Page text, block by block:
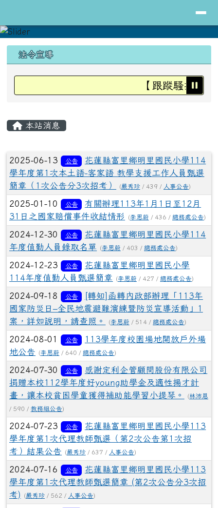
上中區域內容
法令宣導
【跟蹤騷擾防
本站消息
文章列表
2025-06-13 公告
花蓮縣富里鄉明里國民小學114
學年度第1次本土語-客家語 教學支援工作人員甄選
簡章（1次公告分3次招考）
(嚴秀珍 / 439 / 人事公告)
2025-01-10 公告
有關辦理113年1月1日至12月
31日之國家賠償事件收結情形
(李思蔚 / 436 / 總務處公告)
2024-12-30 公告
花蓮縣富里鄉明里國民小學114
年度值勤人員錄取名單
(李思蔚 / 403 / 總務處公告)
2024-12-23 公告
花蓮縣富里鄉明里國民小學
114年度值勤人員甄選簡章
(李思蔚 / 427 / 總務處公告)
2024-09-18 公告
[轉知]函轉內政部辦理「113年
國家防災日–全民地震避難演練暨防災宣導活動」1
案，詳如說明，請查照。
(李思蔚 / 514 / 總務處公告)
2024-08-01 公告
113學年度校園場地開放戶外場
地公告
(李思蔚 / 640 / 總務處公告)
2024-07-30 公告
感謝定利企管顧問股份有限公司
捐贈本校112學年度好young助學金及適性揚才計
畫，讓本校貧困學童獲得補助能學習小提琴。
(林沛恩
/ 590 / 教務組公告)
2024-07-23 公告
花蓮縣富里鄉明里國民小學113
學年度第1次代理教師甄選（第2次公告第1次招
考）結果公告
(嚴秀珍 / 637 / 人事公告)
2024-07-16 公告
花蓮縣富里鄉明里國民小學113
學年度第1次代理教師甄選簡章 (第2次公告分3次招
考)
(嚴秀珍 / 562 / 人事公告)
頁尾區域